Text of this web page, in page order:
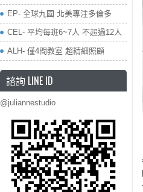
EP- 全球九國 北美專注多倫多
CEL- 平均每班6~7人 不超過12人
ALH- 僅4間教室 超精細照顧
諮詢 LINE ID
@juliannestudio